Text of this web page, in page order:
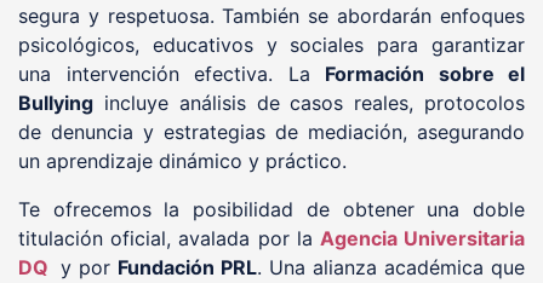
segura y respetuosa. También se abordarán enfoques
psicológicos, educativos y sociales para garantizar
una intervención efectiva. La Formación sobre el
Bullying incluye análisis de casos reales, protocolos
de denuncia y estrategias de mediación, asegurando
un aprendizaje dinámico y práctico.
Te ofrecemos la posibilidad de obtener una doble
titulación oficial, avalada por la Agencia Universitaria
DQ y por Fundación PRL. Una alianza académica que